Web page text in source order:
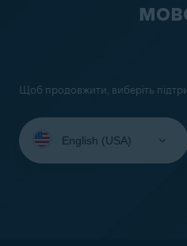
Щоб продовжити, виберіть
your